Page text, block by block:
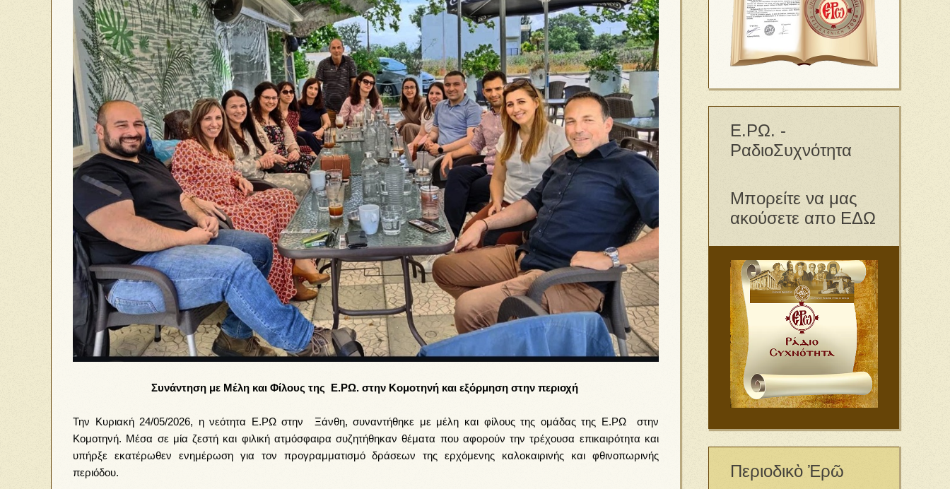
Συνάντηση με Μέλη και Φίλους της Ε.ΡΩ. στην Κομοτηνή και εξόρμηση στην περιοχή
Την Κυριακή 24/05/2026, η νεότητα Ε.ΡΩ στην Ξάνθη, συναντήθηκε με μέλη και φίλους της ομάδας της Ε.ΡΩ στην
Κομοτηνή. Μέσα σε μία ζεστή και φιλική ατμόσφαιρα συζητήθηκαν θέματα που αφορούν την τρέχουσα επικαιρότητα και
υπήρξε εκατέρωθεν ενημέρωση για τον προγραμματισμό δράσεων της ερχόμενης καλοκαιρινής και φθινοπωρινής
περιόδου.
Ε.ΡΩ. -
ΡαδιοΣυχνότητα
Μπορείτε να μας
ακούσετε απο ΕΔΩ
Περιοδικὸ Ἐρῶ